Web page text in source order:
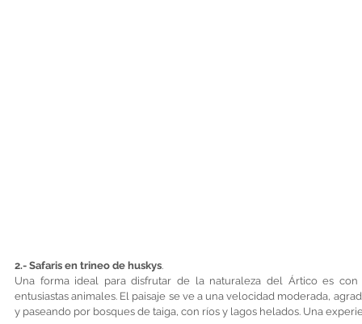
2.- Safaris en trineo de huskys.
Una forma ideal para disfrutar de la naturaleza del Ártico es
entusiastas animales. El paisaje se ve a una velocidad moderada,
y paseando por bosques de taiga, con ríos y lagos helados. Una